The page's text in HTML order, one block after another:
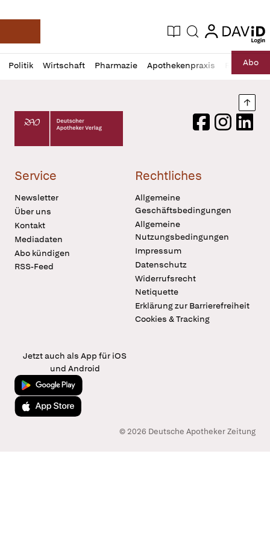
Deutsche Apotheker Zeitung
Aktuelle Ausgabe
Suche login
login
Politik Wirtschaft Pharmazie Apothekenpraxis RechtAbo
Profil
öffnen
Daz
Pur
Deutscher Apotheker Verlag Logo
FacebookInstagram
Service
Newsletter
Über uns
Kontakt
Mediadaten
Abo kündigen
RSS-Feed
Rechtliches
Allgemeine
Geschäftsbedingungen
Allgemeine
Nutzungsbedingungen
Impressum
Datenschutz
Widerrufsrecht
Netiquette
Erklärung zur Barrierefreiheit
Cookies & Tracking
Jetzt auch als App für iOS
und Android
Jetzt bei Google Play
Laden im App Store
© 2026 Deutsche Apotheker Zeitung